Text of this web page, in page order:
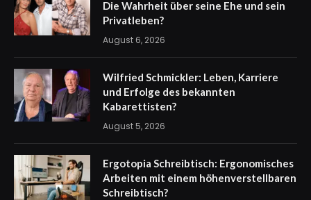
Die Wahrheit über seine Ehe und sein
Privatleben?
August 6, 2026
Wilfried Schmickler: Leben, Karriere
und Erfolge des bekannten
Kabarettisten?
August 5, 2026
Ergotopia Schreibtisch: Ergonomisches
Arbeiten mit einem höhenverstellbaren
Schreibtisch?